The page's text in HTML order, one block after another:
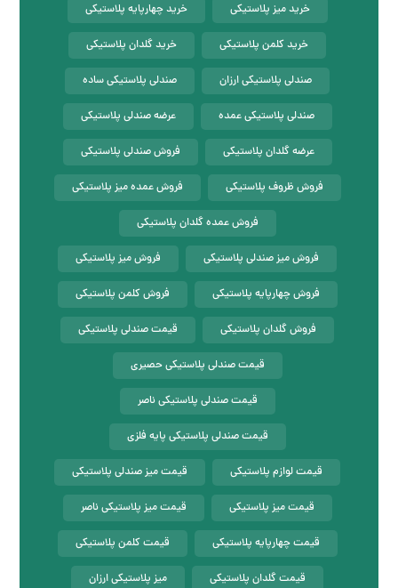
خرید میز پلاستیکی خرید چهارپایه پلاستیکی
خرید کلمن پلاستیکی خرید گلدان پلاستیکی
صندلی پلاستیکی ارزان صندلی پلاستیکی ساده
صندلی پلاستیکی عمده عرضه صندلی پلاستیکی
عرضه گلدان پلاستیکی فروش صندلی پلاستیکی
فروش ظروف پلاستیکی فروش عمده میز پلاستیکی
فروش عمده گلدان پلاستیکی
فروش میز صندلی پلاستیکی فروش میز پلاستیکی
فروش چهارپایه پلاستیکی فروش کلمن پلاستیکی
فروش گلدان پلاستیکی قیمت صندلی پلاستیکی
قیمت صندلی پلاستیکی حصیری
قیمت صندلی پلاستیکی ناصر
قیمت صندلی پلاستیکی پایه فلزی
قیمت لوازم پلاستیکی قیمت میز صندلی پلاستیکی
قیمت میز پلاستیکی قیمت میز پلاستیکی ناصر
قیمت چهارپایه پلاستیکی قیمت کلمن پلاستیکی
قیمت گلدان پلاستیکی میز پلاستیکی ارزان